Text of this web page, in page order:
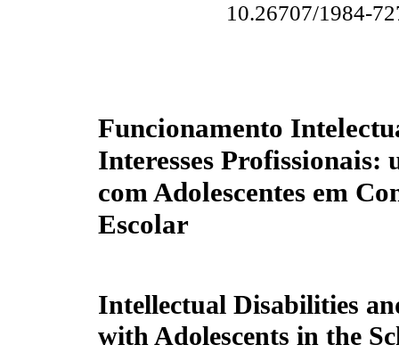
10.26707/1984-
Funcionamento
Interesses Profissionais:
com Adolescentes em
Escolar
Intellectual Disabilities
with Adolescents in the